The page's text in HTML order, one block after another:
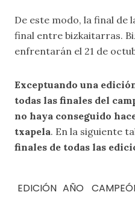
De este modo, la final de
final entre bizkaitarras.
enfrentarán el 21 de
Exceptuando una
todas las finales del
no haya conseguido
txapela. En la siguiente
finales de todas las
EDICIÓN AÑO